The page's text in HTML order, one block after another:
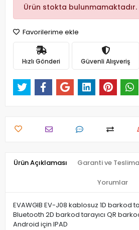
Ürün stokta bulunmamaktadır.
Favorilerime ekle
Hızlı Gönderi Güvenli Alışveriş
Ürün Açıklaması Garanti ve
Yorumlar
EVAWGIB EV-J08 kablosuz 1D barkod
Bluetooth 2D barkod tarayıcı QR
Android için IPAD